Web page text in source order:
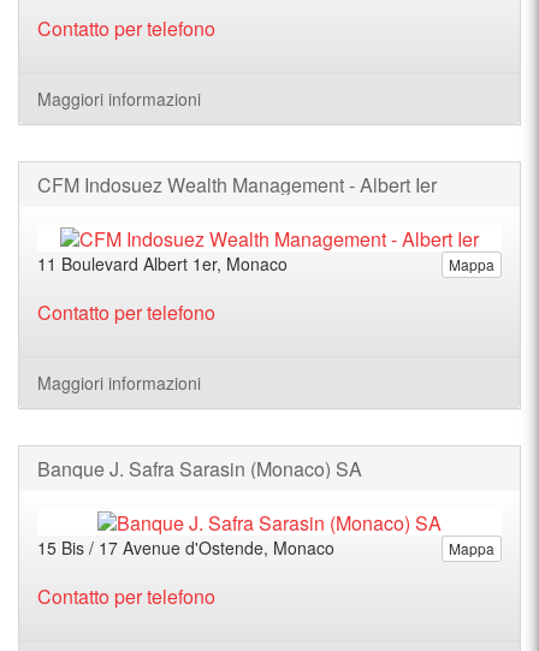
Contatto per telefono
Maggiori informazioni
CFM Indosuez Wealth Management - Albert Ier
Mappa
11 Boulevard Albert 1er, Monaco
Contatto per telefono
Maggiori informazioni
Banque J. Safra Sarasin (Monaco) SA
Mappa
15 Bis / 17 Avenue d'Ostende, Monaco
Contatto per telefono